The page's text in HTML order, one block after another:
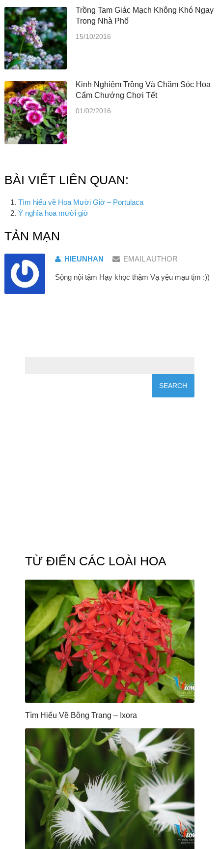
Trồng Tam Giác Mạch Không Khó Ngay
Trong Nhà Phố
15/10/2016
Kinh Nghiệm Trồng Và Chăm Sóc Hoa
Cẩm Chướng Chơi Tết
01/02/2016
BÀI VIẾT LIÊN QUAN:
Tìm hiểu về Hoa Mười Giờ – Portulaca
Ý nghĩa hoa mười giờ
TẢN MẠN
HIEUNHAN EMAIL AUTHOR
Sộng nội tậm Hạy khọc thậm Vạ yệu mạu tịm :))
TỪ ĐIỂN CÁC LOÀI HOA
Tìm Hiểu Về Bông Trang – Ixora